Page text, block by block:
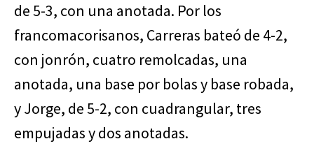
de 5-3, con una anotada. Por los
francomacorisanos, Carreras bateó de 4-2,
con jonrón, cuatro remolcadas, una
anotada, una base por bolas y base robada,
y Jorge, de 5-2, con cuadrangular, tres
empujadas y dos anotadas.